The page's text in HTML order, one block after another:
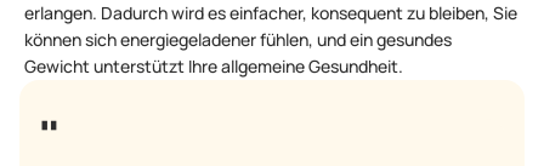
erlangen. Dadurch wird es einfacher, konsequent zu bleiben, Sie
können sich energiegeladener fühlen, und ein gesundes
Gewicht unterstützt Ihre allgemeine Gesundheit.